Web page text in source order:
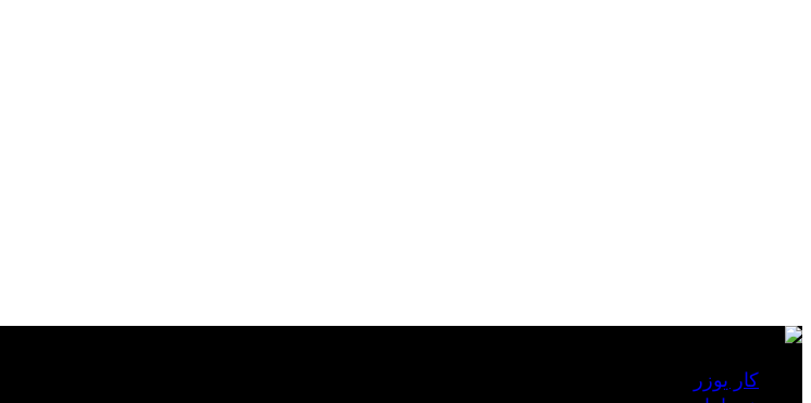
كار يوزر